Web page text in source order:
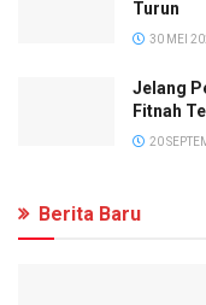
Turun
30 MEI
Jelang
Fitnah
20
Berita Baru